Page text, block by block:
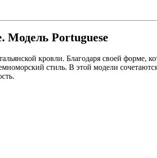
Модель Portuguese
кровли. Благодаря своей форме,
стиль. В этой модели